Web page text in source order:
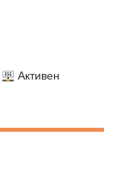
Активен